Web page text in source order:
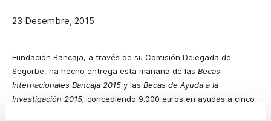
23 Desembre, 2015
Fundación Bancaja, a través de su Comisión Delegada de
Segorbe, ha hecho entrega esta mañana de las Becas
Internacionales Bancaja 2015 y las Becas de Ayuda a la
Investigación 2015, concediendo 9.000 euros en ayudas a cinco